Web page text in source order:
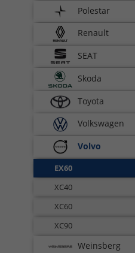
Polestar
Renault
SEAT
Skoda
Toyota
Volkswagen
Volvo
EX60
XC40
XC60
XC90
Weinsberg